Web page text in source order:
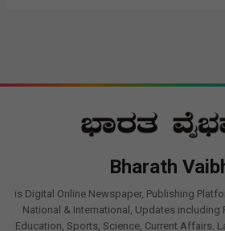
Bharath
is Digital Online Newspaper, Publishing
National & International, Updates including
Education, Sports, Science, Current Affairs.